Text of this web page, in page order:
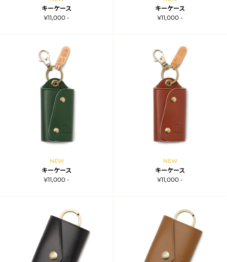
キーケース
¥11,000 -
キーケース
¥11,000 -
NEW
キーケース
¥11,000 -
NEW
キーケース
¥11,000 -